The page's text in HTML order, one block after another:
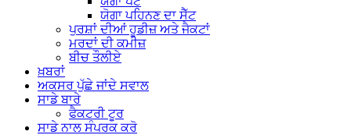
ਯੋਗਾ ਪਹਿਨਣ ਦਾ ਸੈੱਟ
ਪੁਰਸ਼ਾਂ ਦੀਆਂ ਹੂਡੀਜ਼ ਅਤੇ ਜੈਕਟਾਂ
ਮਰਦਾਂ ਦੀ ਕਮੀਜ਼
ਬੀਚ ਤੌਲੀਏ
ਖ਼ਬਰਾਂ
ਅਕਸਰ ਪੁੱਛੇ ਜਾਂਦੇ ਸਵਾਲ
ਸਾਡੇ ਬਾਰੇ
ਫੈਕਟਰੀ ਟੂਰ
ਸਾਡੇ ਨਾਲ ਸੰਪਰਕ ਕਰੋ